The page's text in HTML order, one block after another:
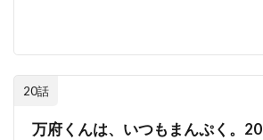
20話
万府くんは、いつもまんぷく。20